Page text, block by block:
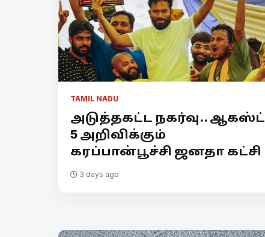
TAMIL NADU
அடுத்தகட்ட நகர்வு.. ஆகஸ்ட்
5 அறிவிக்கும்
கரப்பான்பூச்சி ஜனதா கட்சி
3 days ago